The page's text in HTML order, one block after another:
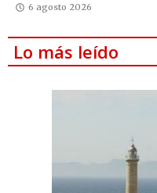
6 agosto 2026
Lo más leído